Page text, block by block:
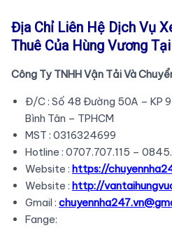
Địa Chỉ Liên Hệ Dịch Vụ
Thuê Của Hùng Vương
Công Ty TNHH Vận Tải Và
Đ/C : Số 48 Đường 50A – KP
Bình Tân – TPHCM
MST : 0316324699
Hotline : 0707.707.115 –
Website : https://
Website : http://
Gmail :
Fange: